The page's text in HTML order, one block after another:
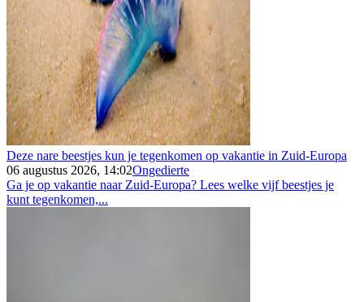
Deze nare beestjes kun je tegenkomen op vakantie in Zuid-Europa
06 augustus 2026, 14:02Ongedierte
Ga je op vakantie naar Zuid-Europa? Lees welke vijf beestjes je
kunt tegenkomen,...